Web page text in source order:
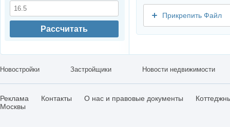
Прикрепить Файл
Рассчитать
Новостройки Застройщики Новости недвижимости
Реклама Контакты О нас и правовые документы
Москвы